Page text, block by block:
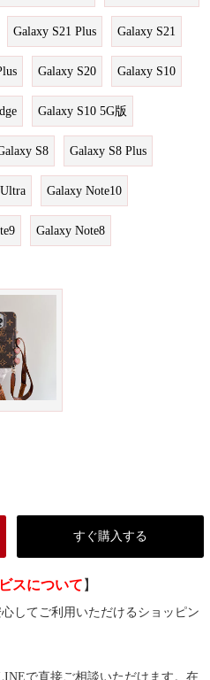
Galaxy S21 Plus Galaxy S21
Galaxy S20 Galaxy S10
Galaxy S10 5G版
S8 Galaxy S8 Plus
Galaxy Note10
Galaxy Note8
すぐ購入する
スについて 】
してご利用いただけるショッピン
で直接ご相談いただけます。在